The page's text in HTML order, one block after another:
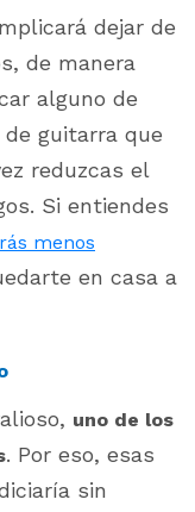
dejar de
de manera
alguno de
guitarra que
reduzcas el
Si entiendes
menos
en casa a
uno de los
. Por eso, esas
sin